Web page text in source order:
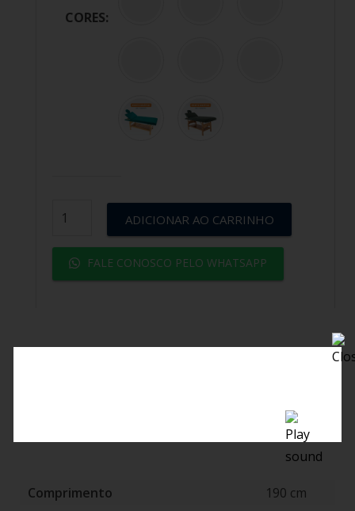
CORES:
ADICIONAR AO CARRINHO
FALE CONOSCO PELO WHATSAPP
Comprimento
190 cm